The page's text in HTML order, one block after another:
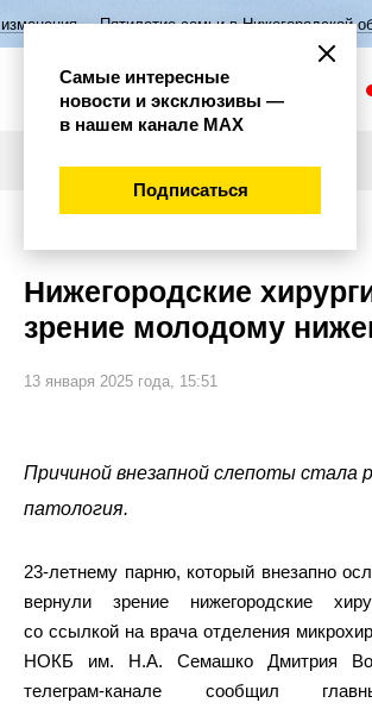
семьи в Нижегородской области Год
Нижегородские
зрение молодому
13 января 2025 года, 15:51
Причиной внезапной слепоты стала
патология.
23-летнему парню, который внезапно
вернули зрение нижегородские
со ссылкой на врача отделения
НОКБ им. Н.А. Семашко Дмитрия
телеграм-канале сообщил
Самые интересные
новости и эксклюзивы —
в нашем канале МАХ
Подписаться